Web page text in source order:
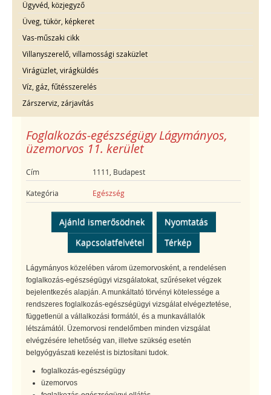
Ügyvéd, közjegyző
Üveg, tükör, képkeret
Vas-műszaki cikk
Villanyszerelő, villamossági szaküzlet
Virágüzlet, virágküldés
Víz, gáz, fűtésszerelés
Zárszerviz, zárjavítás
Foglalkozás-egészségügy Lágymányos,
üzemorvos 11. kerület
Cím 1111, Budapest
Kategória Egészség
Ajánld ismerősödnek
Nyomtatás
Kapcsolatfelvétel
Térkép
Lágymányos közelében várom üzemorvosként, a rendelésen
foglalkozás-egészségügyi vizsgálatokat, szűréseket végzek
bejelentkezés alapján. A munkáltató törvényi kötelessége a
rendszeres foglalkozás-egészségügyi vizsgálat elvégeztetése,
függetlenül a vállalkozási formától, és a munkavállalók
létszámától. Üzemorvosi rendelőmben minden vizsgálat
elvégzésére lehetőség van, illetve szükség esetén
belgyógyászati kezelést is biztosítani tudok.
foglalkozás-egészségügy
üzemorvos